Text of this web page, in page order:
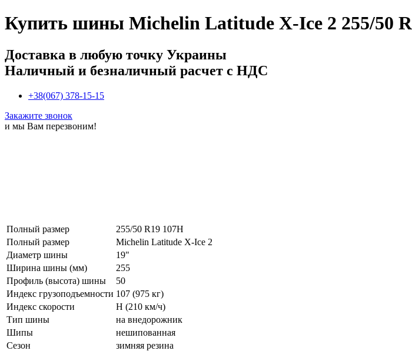
Купить шины Michelin Latitude X-Ice 2 255/50
Доставка в любую точку Украины
Наличный и безналичный расчет с НДС
+38(067) 378-15-15
Закажите звонок
и мы Вам перезвоним!
Полный размер
255/50 R19 107H
Полный размер
Michelin Latitude X-Ice 2
Диаметр шины
19"
Ширина шины (мм)
255
Профиль (высота) шины
50
Индекс грузоподъемности 107 (975 кг)
Индекс скорости
H (210 км/ч)
Тип шины
на внедорожник
Шипы
нешипованная
Сезон
зимняя резина